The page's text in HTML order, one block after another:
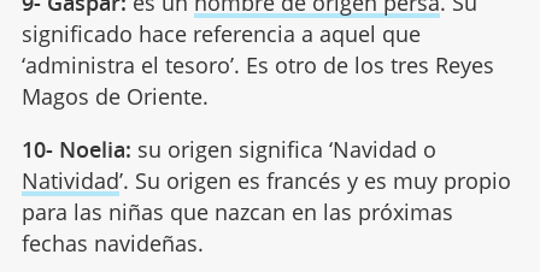
significado hace referencia a aquel que
‘administra el tesoro’. Es otro de los tres Reyes
Magos de Oriente.
10- Noelia: su origen significa ‘Navidad o
Natividad’. Su origen es francés y es muy propio
para las niñas que nazcan en las próximas
fechas navideñas.